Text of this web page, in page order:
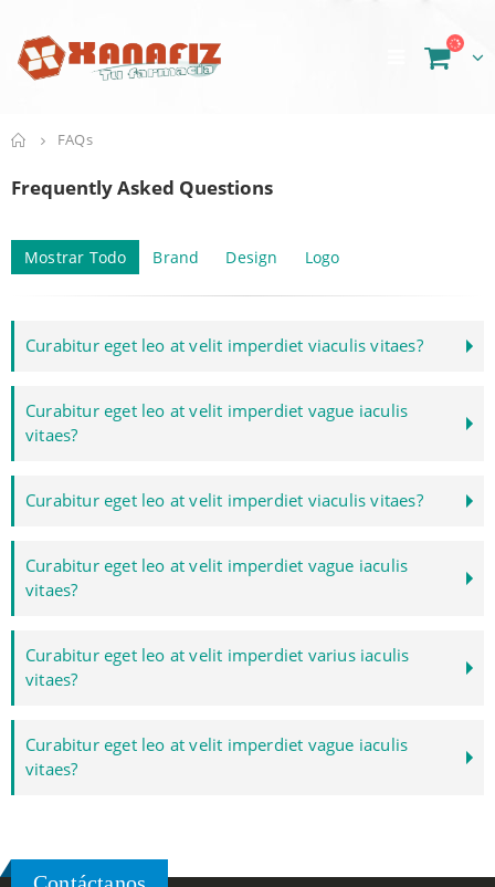
FAQs
Frequently Asked Questions
Mostrar Todo Brand Design Logo
Curabitur eget leo at velit imperdiet viaculis vitaes?
Curabitur eget leo at velit imperdiet vague iaculis
vitaes?
Curabitur eget leo at velit imperdiet viaculis vitaes?
Curabitur eget leo at velit imperdiet vague iaculis
vitaes?
Curabitur eget leo at velit imperdiet varius iaculis
vitaes?
Curabitur eget leo at velit imperdiet vague iaculis
vitaes?